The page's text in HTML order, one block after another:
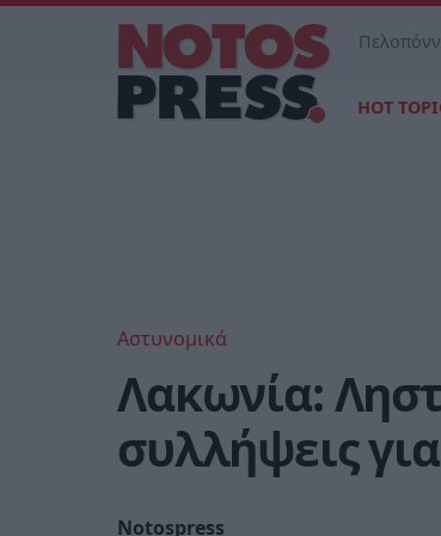
HOT
Αστυνομικά
Λακωνία:
συλλήψεις
Notospress